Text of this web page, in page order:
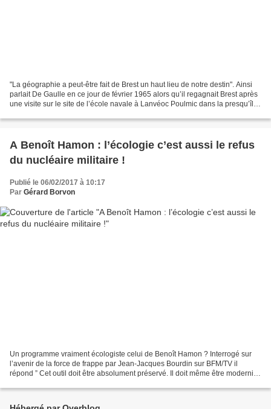
"La géographie a peut-être fait de Brest un haut lieu de notre destin". Ainsi
parlait De Gaulle en ce jour de février 1965 alors qu’il regagnait Brest après
une visite sur le site de l’école navale à Lanvéoc Poulmic dans la presqu’île
A Benoît Hamon : l’écologie c’est aussi le refus
du nucléaire militaire !
Publié le 06/02/2017 à 10:17
Par Gérard Borvon
Un programme vraiment écologiste celui de Benoît Hamon ? Interrogé sur
l’avenir de la force de frappe par Jean-Jacques Bourdin sur BFM/TV il
répond ” Cet outil doit être absolument préservé. Il doit même être modernisé